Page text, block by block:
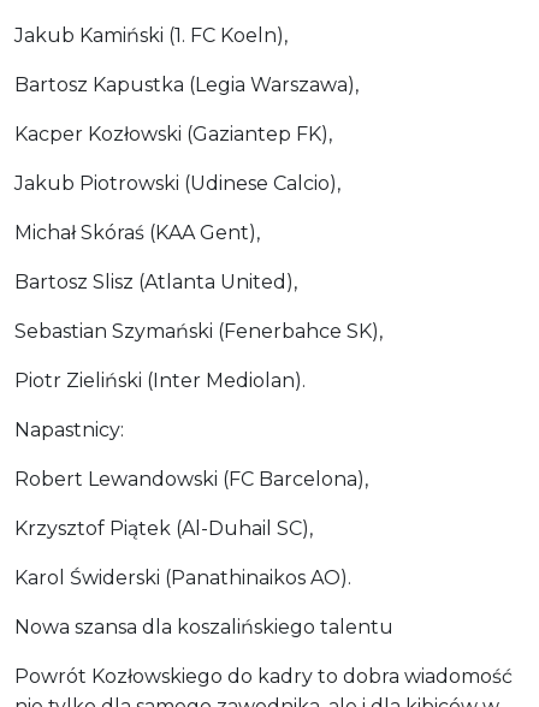
Jakub Kamiński (1. FC Koeln),
Bartosz Kapustka (Legia Warszawa),
Kacper Kozłowski (Gaziantep FK),
Jakub Piotrowski (Udinese Calcio),
Michał Skóraś (KAA Gent),
Bartosz Slisz (Atlanta United),
Sebastian Szymański (Fenerbahce SK),
Piotr Zieliński (Inter Mediolan).
Napastnicy:
Robert Lewandowski (FC Barcelona),
Krzysztof Piątek (Al-Duhail SC),
Karol Świderski (Panathinaikos AO).
Nowa szansa dla koszalińskiego talentu
Powrót Kozłowskiego do kadry to dobra wiadomość